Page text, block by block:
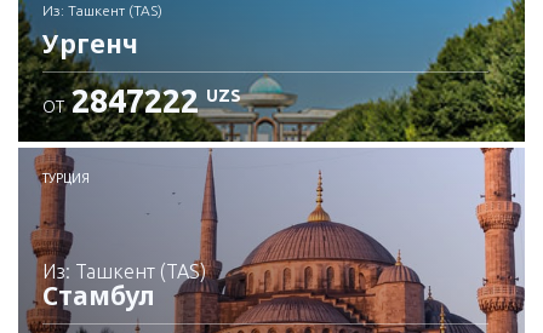
из: Ташкент (TAS)
Ургенч
Проверьте подробности
ОТ 2847222 UZS
ТУРЦИЯ
из: Ташкент (TAS)
Стамбул